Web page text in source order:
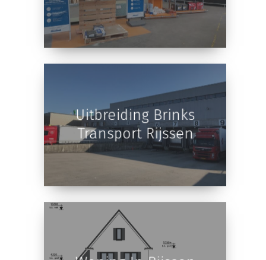
Bouwmaat Katwijk
Uitbreiding Brinks
Transport Rijssen